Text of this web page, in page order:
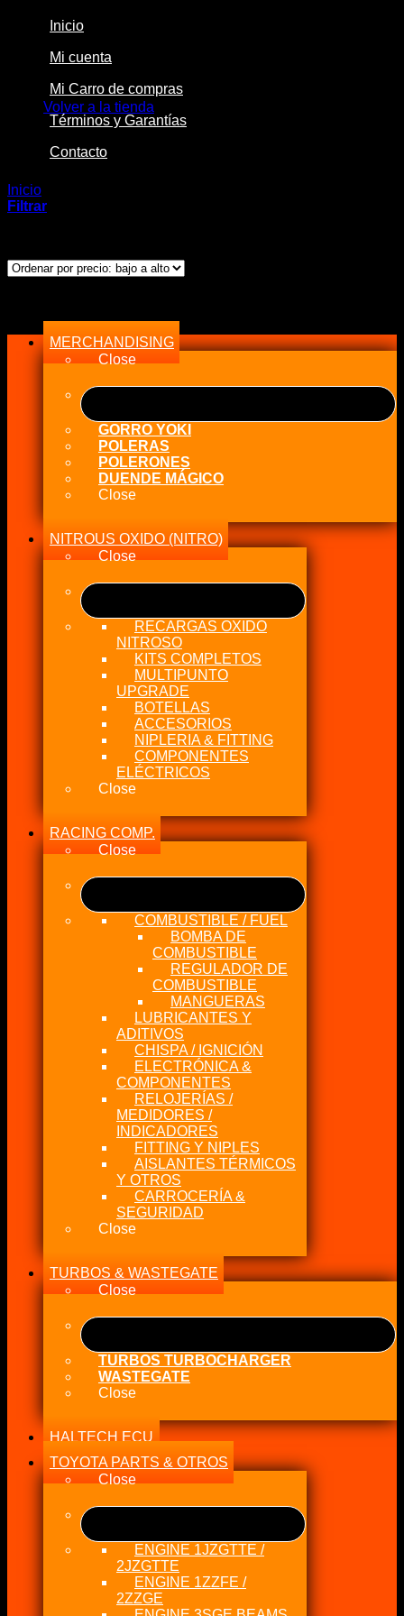
Volver a la tienda
Inicio
Mi cuenta
Mi Carro de compras
Términos y Garantías
Contacto
Inicio
Filtrar
precio:
MERCHANDISING
Close
GORRO YOKI
POLERAS
POLERONES
DUENDE MÁGICO
Close
NITROUS OXIDO (NITRO)
Close
RECARGAS OXIDO
NITROSO
KITS COMPLETOS
MULTIPUNTO
UPGRADE
BOTELLAS
ACCESORIOS
NIPLERIA & FITTING
COMPONENTES
ELÉCTRICOS
Close
RACING COMP.
Close
COMBUSTIBLE / FUEL
BOMBA DE
COMBUSTIBLE
REGULADOR DE
COMBUSTIBLE
MANGUERAS
LUBRICANTES Y
ADITIVOS
CHISPA / IGNICIÓN
ELECTRÓNICA &
COMPONENTES
RELOJERÍAS /
MEDIDORES /
INDICADORES
FITTING Y NIPLES
AISLANTES TÉRMICOS
Y OTROS
CARROCERÍA &
SEGURIDAD
Close
TURBOS & WASTEGATE
Close
TURBOS TURBOCHARGER
WASTEGATE
Close
HALTECH ECU
TOYOTA PARTS & OTROS
Close
ENGINE 1JZGTTE /
2JZGTTE
ENGINE 1ZZFE /
2ZZGE